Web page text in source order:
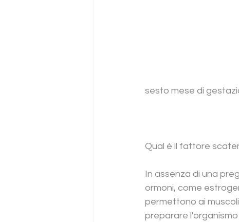
sesto mese di
Qual è il fattore
In assenza di una
ormoni, come
permettono ai
preparare